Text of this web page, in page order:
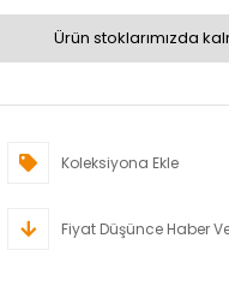
Ürün stoklarımızda
Koleksiyona Ekle
Fiyat Düşünce Haber